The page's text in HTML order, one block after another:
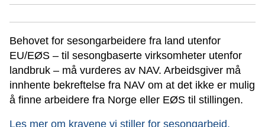
Behovet for sesongarbeidere fra land utenfor
EU/EØS – til sesongbaserte virksomheter utenfor
landbruk – må vurderes av NAV. Arbeidsgiver må
innhente bekreftelse fra NAV om at det ikke er mulig
å finne arbeidere fra Norge eller EØS til stillingen.
Les mer om kravene vi stiller for sesongarbeid,